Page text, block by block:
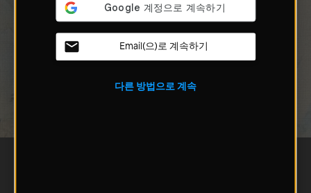
Email(으)로 계속하기
다른 방법으로 계속